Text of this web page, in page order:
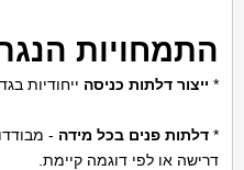
התמחויות
* ייצור דלתות כניסה ייחודיות
* דלתות פנים בכל מידה -
דרישה או לפי דוגמה קיימת.